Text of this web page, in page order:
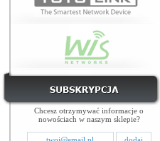
Chcesz otrzymywać informacje o
nowościach w naszym sklepie?